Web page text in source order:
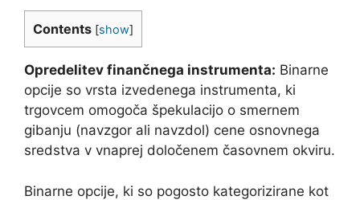
Contents [show]
Opredelitev finančnega instrumenta: Binarne
opcije so vrsta izvedenega instrumenta, ki
trgovcem omogoča špekulacijo o smernem
gibanju (navzgor ali navzdol) cene osnovnega
sredstva v vnaprej določenem časovnem okviru.
Binarne opcije, ki so pogosto kategorizirane kot